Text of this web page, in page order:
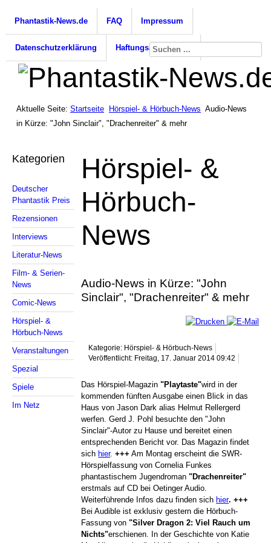
Phantastik-News.de FAQ Impressum
Datenschutzerklärung Haftungsausschluss
Aktuelle Seite: Startseite Hörspiel- & Hörbuch-News Audio-News
in Kürze: "John Sinclair", "Drachenreiter" & mehr
Kategorien
Deutscher
Phantastik Preis
Rezensionen
Interviews
Literatur-News
Film- & Serien-
News
Comic-News
Hörspiel- &
Hörbuch-News
Veranstaltungen
Spezial
Spiele
Im Netz
Hörspiel- &
Hörbuch-
News
Audio-News in Kürze: "John
Sinclair", "Drachenreiter" & mehr
Kategorie: Hörspiel- & Hörbuch-News
Veröffentlicht: Freitag, 17. Januar 2014 09:42
Das Hörspiel-Magazin"Playtaste"wird in der
kommenden fünften Ausgabe einen Blick in das
Haus von Jason Dark alias Helmut Rellergerd
werfen. Gerd J. Pohl besuchte den "John
Sinclair"-Autor zu Hause und bereitet einen
entsprechenden Bericht vor. Das Magazin findet
sich hier. +++ Am Montag erscheint die SWR-
Hörspielfassung von Cornelia Funkes
phantastischem Jugendroman"Drachenreiter"
erstmals auf CD bei Oetinger Audio.
Weiterführende Infos dazu finden sich hier. +++
Bei Audible ist exklusiv gestern die Hörbuch-
Fassung von "Silver Dragon 2: Viel Rauch um
Nichts"erschienen. In der Geschichte von Katie